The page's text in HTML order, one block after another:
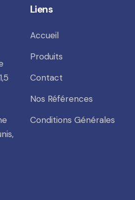
Liens
Accueil
Produits
Contact
Nos Références
Conditions Générales